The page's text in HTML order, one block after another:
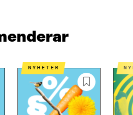
A
S
T
T
N
Y
T
T
N
NYHETER